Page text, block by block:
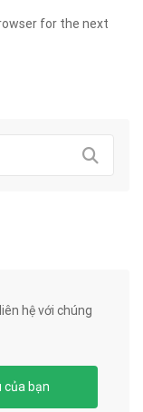
for the next
hệ với chúng
của bạn